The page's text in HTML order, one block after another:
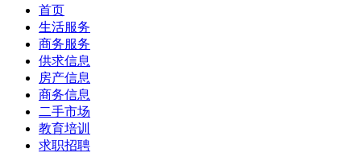
首页
生活服务
商务服务
供求信息
房产信息
商务信息
二手市场
教育培训
求职招聘